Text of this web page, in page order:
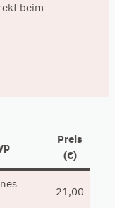
beim
Preis
(€)
21,00